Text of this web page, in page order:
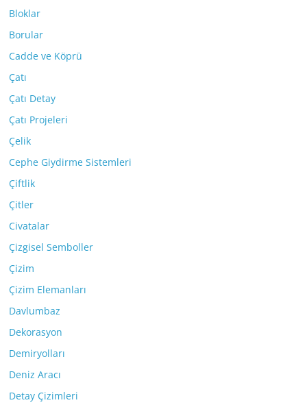
Bloklar
Borular
Cadde ve Köprü
Çatı
Çatı Detay
Çatı Projeleri
Çelik
Cephe Giydirme Sistemleri
Çiftlik
Çitler
Civatalar
Çizgisel Semboller
Çizim
Çizim Elemanları
Davlumbaz
Dekorasyon
Demiryolları
Deniz Aracı
Detay Çizimleri